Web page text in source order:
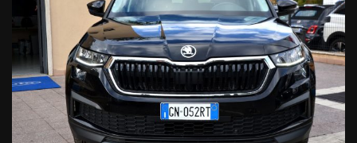
Circuito Frenante
Organi di Guida
Manodopera
- Prendiamo il tuo usato anche da rottamare
- Possibilità di finanziamento in sede anche senza anticipo
- Passaggio di proprietà immediato in sede